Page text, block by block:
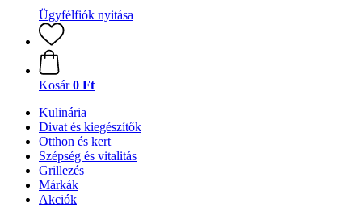
Ügyfélfiók nyitása
Kosár 0 Ft
Kulinária
Divat és kiegészítők
Otthon és kert
Szépség és vitalitás
Grillezés
Márkák
Akciók